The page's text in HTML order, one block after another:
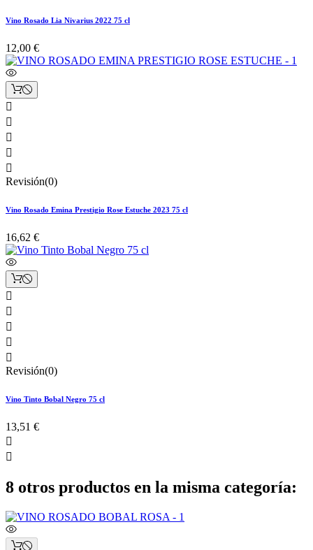
Vino Rosado Lia Nivarius 2022 75 cl
12,00 €





Revisión(0)
Vino Rosado Emina Prestigio Rose Estuche 2023 75 cl
16,62 €





Revisión(0)
Vino Tinto Bobal Negro 75 cl
13,51 €


8 otros productos en la misma categoría: